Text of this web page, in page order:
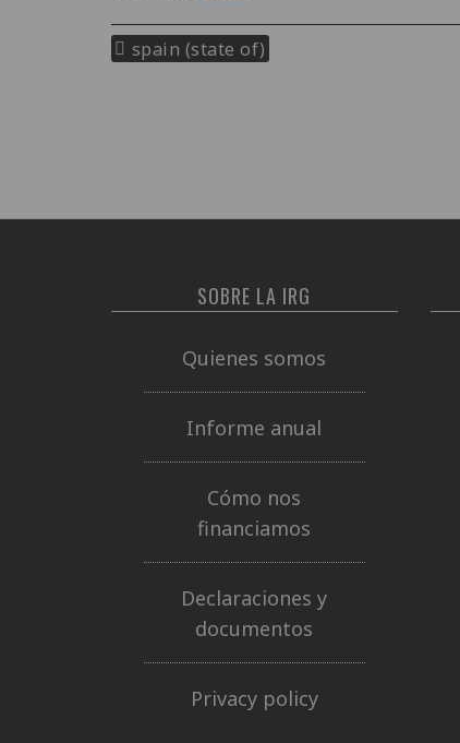
spain (state of)
SOBRE LA IRG
Quienes somos
Informe anual
Cómo nos
financiamos
Declaraciones y
documentos
Privacy policy